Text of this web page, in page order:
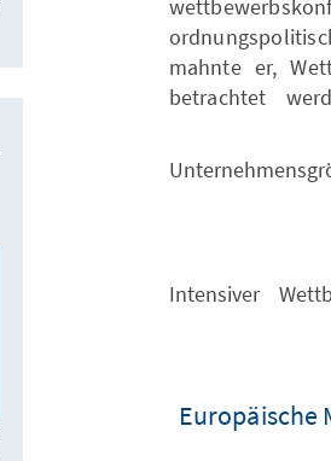
mahnte er,
betrachtet
Intensiver
Europäische